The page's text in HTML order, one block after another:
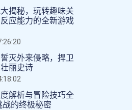
揭秘，玩转趣味关
应能力的全新游戏
灭外来侵略，捍卫
丽史诗
解析与冒险技巧全
的终极秘密